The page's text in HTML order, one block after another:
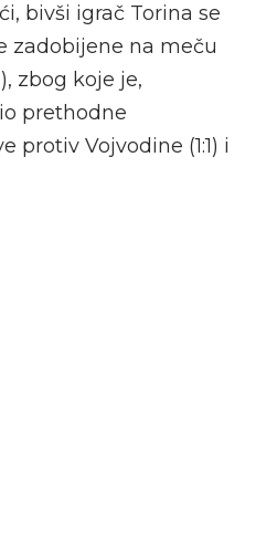
bivši igrač Torina se
zadobijene na meču
zbog koje je,
prethodne
protiv Vojvodine (1:1) i